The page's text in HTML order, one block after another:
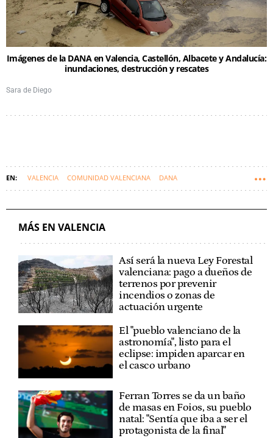
Imágenes de la DANA en Valencia, Castellón, Albacete y Andalucía:
inundaciones, destrucción y rescates
Sara de Diego
VALENCIA COMUNIDAD VALENCIANA DANA
MÁS EN VALENCIA
Así será la nueva Ley Forestal
valenciana: pago a dueños de
terrenos por prevenir
incendios o zonas de
actuación urgente
El "pueblo valenciano de la
astronomía", listo para el
eclipse: impiden aparcar en
el casco urbano
Ferran Torres se da un baño
de masas en Foios, su pueblo
natal: "Sentía que iba a ser el
protagonista de la final"